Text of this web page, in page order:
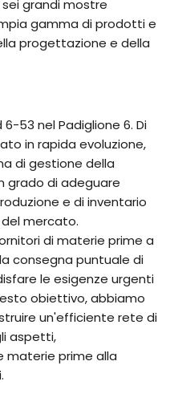
sei grandi mostre
gamma di prodotti e
progettazione e della
53 nel Padiglione 6. Di
in rapida evoluzione,
di gestione della
grado di adeguare
e di inventario
mercato.
di materie prime a
consegna puntuale di
le esigenze urgenti
obiettivo, abbiamo
un'efficiente rete di
aspetti,
materie prime alla